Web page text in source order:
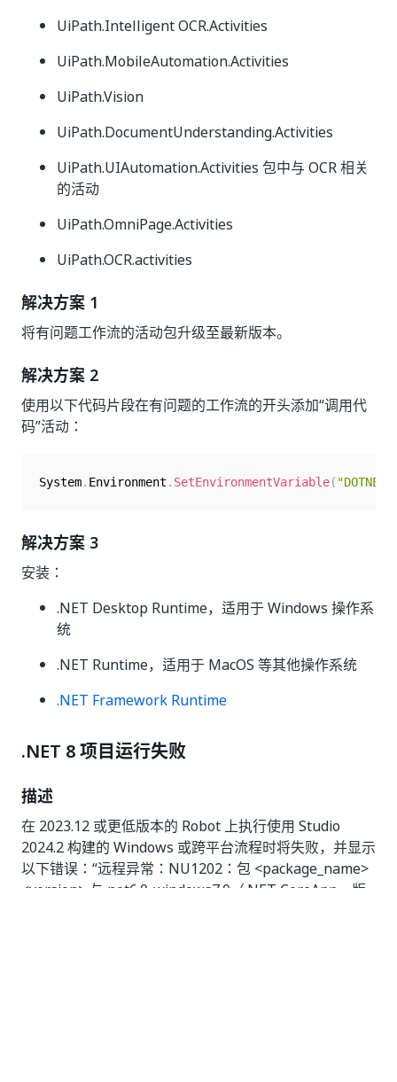
UiPath.Intelligent OCR.Activities
UiPath.MobileAutomation.Activities
UiPath.Vision
UiPath.DocumentUnderstanding.Activities
UiPath.UIAutomation.Activities 包中与 OCR 相关
的活动
UiPath.OmniPage.Activities
UiPath.OCR.activities
解决方案 1
将有问题工作流的活动包升级至最新版本。
解决方案 2
使用以下代码片段在有问题的工作流的开头添加“调用代
码”活动：
System. Environment . SetEnvironmentVariable(
解决方案 3
安装：
.NET Desktop Runtime，适用于 Windows 操作系
统
.NET Runtime，适用于 MacOS 等其他操作系统
.NET Framework Runtime
.NET 8 项目运行失败
描述
在 2023.12 或更低版本的 Robot 上执行使用 Studio
2024.2 构建的 Windows 或跨平台流程时将失败，并显示
以下错误：“远程异常：NU1202：包 <package_name>
<version> 与 net6.0-windows7.0（.NET CoreApp，版